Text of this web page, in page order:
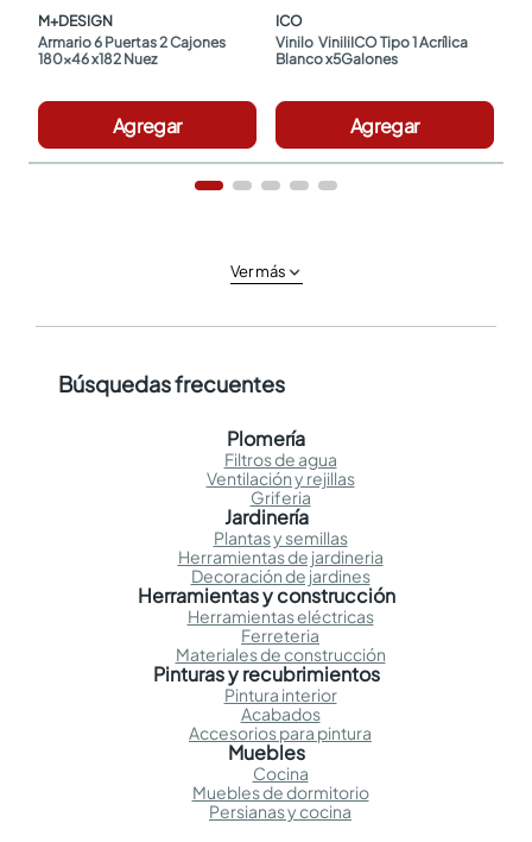
M+DESIGN
Armario 6 Puertas 2 Cajones
180x46 x182 Nuez
Agregar
ICO
Vinilo  ViniliICO Tipo 1 Acrílica
Blanco x5Galones
Agregar
Ver más
Búsquedas frecuentes
Plomería
Filtros de agua
Ventilación y rejillas
Griferia
Jardinería
Plantas y semillas
Herramientas de jardineria
Decoración de jardines
Herramientas y construcción
Herramientas eléctricas
Ferreteria
Materiales de construcción
Pinturas y recubrimientos
Pintura interior
Acabados
Accesorios para pintura
Muebles
Cocina
Muebles de dormitorio
Persianas y cocina